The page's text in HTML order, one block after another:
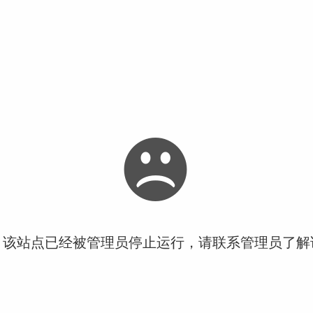
站点已经被管理员停止运行，请联系管理员了